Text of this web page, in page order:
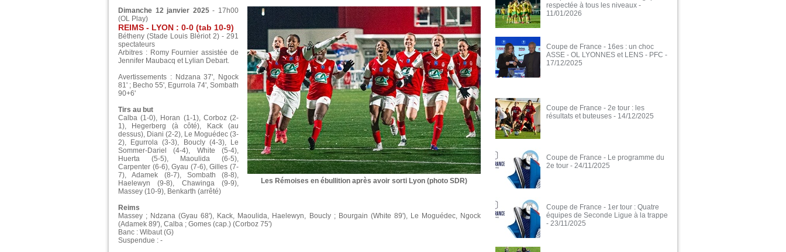
Les Rémoises en ébullition après avoir sorti Lyon (photo SDR)
Dimanche 12 janvier 2025- 17h00
(OL Play)
REIMS - LYON : 0-0 (tab 10-9)
Bétheny (Stade Louis Blériot 2) - 291
spectateurs
Arbitres : Romy Fournier assistée de
Jennifer Maubacq et Lylian Debart.
Avertissements : Ndzana 37', Ngock
81' ; Becho 55', Egurrola 74', Sombath
90+6'
Tirs au but
Calba (1-0), Horan (1-1), Corboz (2-
1), Hegerberg (à côté), Kack (au
dessus), Diani (2-2), Le Moguédec (3-
2), Egurrola (3-3), Boucly (4-3), Le
Sommer-Dariel (4-4), White (5-4),
Huerta (5-5), Maoulida (6-5),
Carpenter (6-6), Gyau (7-6), Gilles (7-
7), Adamek (8-7), Sombath (8-8),
Haelewyn (9-8), Chawinga (9-9),
Massey (10-9), Benkarth (arrêté)
Reims
Massey ; Ndzana (Gyau 68'), Kack, Maoulida, Haelewyn, Boucly ; Bourgain (White 89'), Le Moguédec, Ngock
(Adamek 89'), Calba ; Gomes (cap.) (Corboz 75')
Banc : Wibaut (G)
Suspendue : -
respectée à tous les niveaux -
11/01/2026
Coupe de France - 16es : un choc
ASSE - OL LYONNES et LENS - PFC -
17/12/2025
Coupe de France - 2e tour : les
résultats et buteuses - 14/12/2025
Coupe de France - Le programme du
2e tour - 24/11/2025
Coupe de France - 1er tour : Quatre
équipes de Seconde Ligue à la trappe
- 23/11/2025